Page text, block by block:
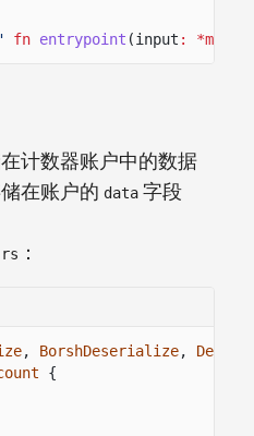
fn entrypoint (input : *mut
计数器账户中的数据
在账户的 data 字段
：
, BorshDeserialize, Debug
{